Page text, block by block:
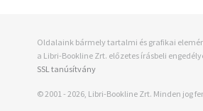
Oldalaink bármely tartalmi és grafikai
a Libri-Bookline Zrt. előzetes írásbeli
SSL tanúsítvány
© 2001 - 2026, Libri-Bookline Zrt. Minden jog